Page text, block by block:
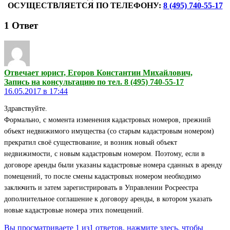
ОСУЩЕСТВЛЯЕТСЯ ПО ТЕЛЕФОНУ: 8 (495) 740-55-17
1 Ответ
Отвечает юрист, Егоров Константин Михайлович,
Запись на консультацию по тел. 8 (495) 740-55-17
16.05.2017 в 17:44
Здравствуйте.
Формально, с момента изменения кадастровых номеров, прежний
объект недвижимого имущества (со старым кадастровым номером)
прекратил своё существование, и возник новый объект
недвижимости, с новым кадастровым номером. Поэтому, если в
договоре аренды были указаны кадастровые номера сданных в аренду
помещений, то после смены кадастровых номером необходимо
заключить и затем зарегистрировать в Управлении Росреестра
дополнительное соглашение к договору аренды, в котором указать
новые кадастровые номера этих помещений.
Вы просматриваете 1 из1 ответов, нажмите здесь, чтобы